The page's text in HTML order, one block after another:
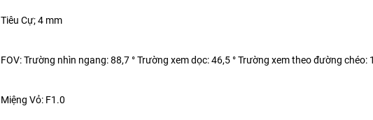
Tiêu Cự;4 mm
FOV: Trường nhìn ngang: 88,7 ° Trường xem dọc: 46,5 ° Trường xem theo đường chéo:
Miệng Vỏ: F1.0